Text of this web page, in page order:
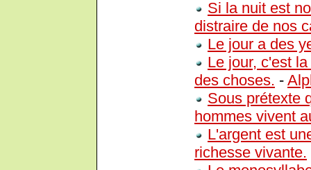
Si la nuit est
distraire de nos
Le jour a des
Le jour, c'est
des choses. -
Sous prétexte
hommes vivent
L'argent est
richesse vivante.